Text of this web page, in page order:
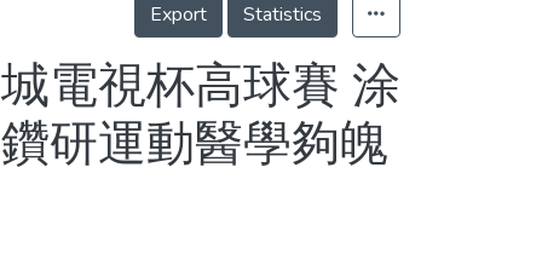
Export Statistics
電視杯高球賽 涂
研運動醫學夠魄